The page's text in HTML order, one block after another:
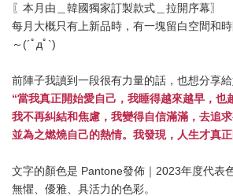
〖本月由＿韓國獨家訂製款式＿拉開序幕〗
每月大概只有上新品時，有一塊留白空間和
～(´ﾟдﾟ`)
前陣子我讀到一段很有力量的話，也想分享給
“當我真正開始愛自己，我睡得越來越早，也
我不再糾結和焦慮，我變得自信滿滿，去追
並為之燃燒自己的熱情。我發現，人生才真
文字的顏色是 Pantone發佈｜2023年度代表
無懼、 優雅、具活力的色彩。